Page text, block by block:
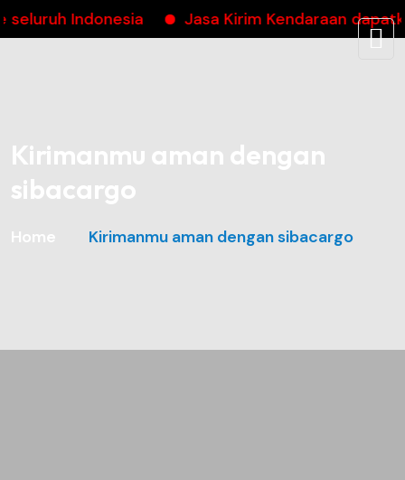
Indonesia Jasa Kirim Kendaraan dapatkan
Kirimanmu aman dengan
sibacargo
Home Kirimanmu aman dengan sibacargo